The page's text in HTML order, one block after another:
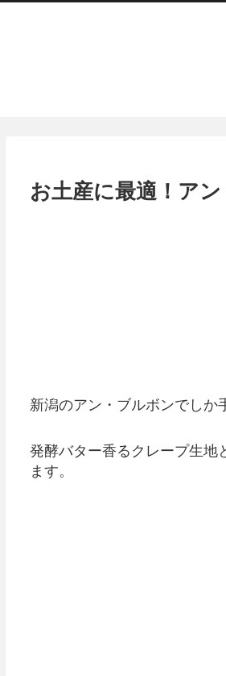
お土産に最適！ア
新潟のアン・ブルボンでしか
発酵バター香るクレープ生地
ます。